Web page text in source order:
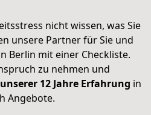
nicht wissen, was Sie
unsere Partner für Sie und
Berlin mit einer Checkliste.
zu nehmen und
12 Jahre Erfahrung in
Angebote.